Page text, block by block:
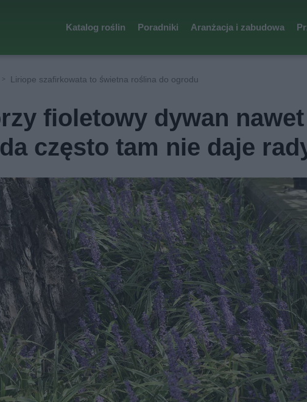
Katalog roślin Poradniki Aranżacja i zabudowa
Liriope szafirkowata to świetna roślina do ogrodu
fioletowy dywan
często tam nie daje